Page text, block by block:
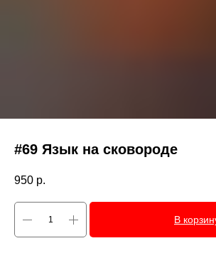
#69 Язык на сковороде
950 р.
В